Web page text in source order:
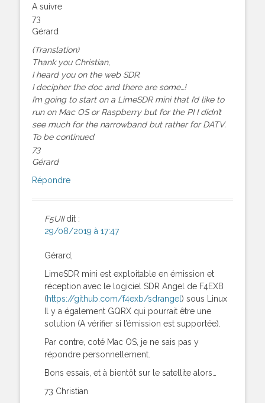
A suivre
73
Gérard
(Translation)
Thank you Christian,
I heard you on the web SDR.
I decipher the doc and there are some…!
I’m going to start on a LimeSDR mini that I’d like to
run on Mac OS or Raspberry but for the PI I didn’t
see much for the narrowband but rather for DATV.
To be continued
73
Gérard
Répondre
F5UII dit :
29/08/2019 à 17:47
Gérard,
LimeSDR mini est exploitable en émission et
réception avec le logiciel SDR Angel de F4EXB
(https://github.com/f4exb/sdrangel ) sous Linux
Il y a également GQRX qui pourrait être une
solution (A vérifier si l’émission est supportée).
Par contre, coté Mac OS, je ne sais pas y
répondre personnellement.
Bons essais, et à bientôt sur le satellite alors…
73 Christian